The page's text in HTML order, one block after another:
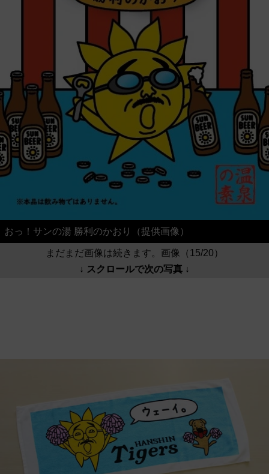
おっ！サンの湯 勝利のかおり（提供画像）
まだまだ画像は続きます。画像（15/20）
↓ スクロールで次の写真 ↓